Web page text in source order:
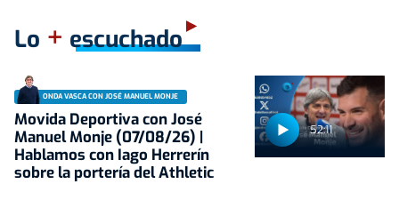
Lo + escuchado
52:11
ONDA VASCA CON JOSÉ MANUEL MONJE
Movida Deportiva con José
Manuel Monje (07/08/26) |
Hablamos con Iago Herrerín
sobre la portería del Athletic